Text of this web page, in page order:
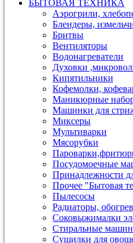
БЫТОВАЯ ТЕХНИКА
Аэрогрили,
Блендеры,
Бритвы
Вентиляторы
Водонагреватели
Духовки
Кипятильники
Кофемолки,
Маникюрные
Машинки для
Миксеры
Мультиварки
Мясорубки
Посудомоечные
Принадлежности
Прочее "Бытовая
Пылесосы
Радиаторы,
Соковыжималки
Стиральные
Сушилки для